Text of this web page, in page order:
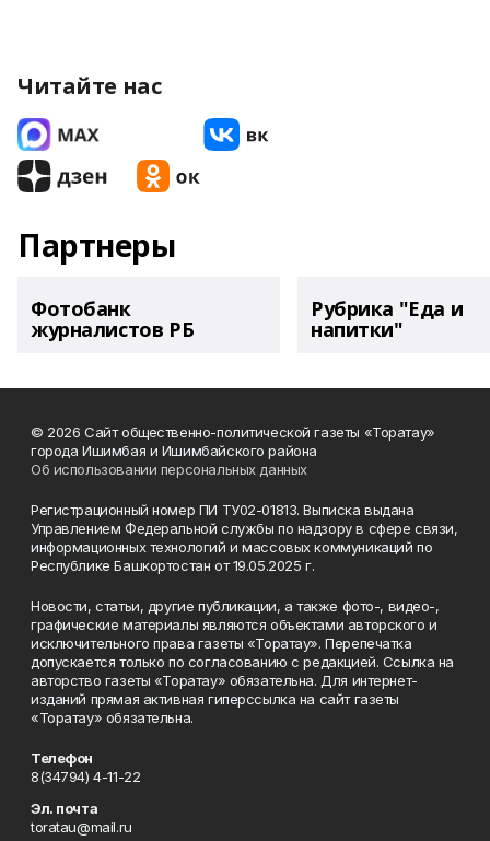
Читайте нас
Партнеры
Фотобанк
журналистов РБ
Рубрика "Еда и
напитки"
© 2026 Сайт общественно-политической газеты «Торатау»
города Ишимбая и Ишимбайского района
Об использовании персональных данных
Регистрационный номер ПИ ТУ02-01813. Выписка выдана
Управлением Федеральной службы по надзору в сфере связи,
информационных технологий и массовых коммуникаций по
Республике Башкортостан от 19.05.2025 г.
Новости, статьи, другие публикации, а также фото-, видео-,
графические материалы являются объектами авторского и
исключительного права газеты «Торатау». Перепечатка
допускается только по согласованию с редакцией. Ссылка на
авторство газеты «Торатау» обязательна. Для интернет-
изданий прямая активная гиперссылка на сайт газеты
«Торатау» обязательна.
Телефон
8(34794) 4-11-22
Эл. почта
toratau@mail.ru